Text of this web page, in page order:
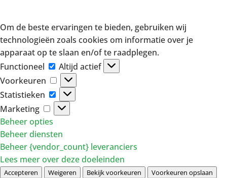
Om de beste ervaringen te bieden, gebruiken wij
technologieën zoals cookies om informatie over je
apparaat op te slaan en/of te raadplegen.
Functioneel
Functioneel
Altijd actief
Voorkeuren
Voorkeuren
Statistieken
Statistieken
Marketing
Marketing
Beheer opties
Beheer diensten
Beheer {vendor_count} leveranciers
Lees meer over deze doeleinden
Accepteren Weigeren Bekijk voorkeuren Voorkeuren opslaan